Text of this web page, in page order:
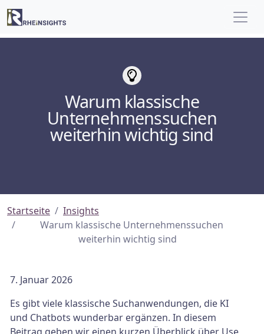
Warum klassische
Unternehmenssuchen
weiterhin wichtig sind
Startseite
Insights
Warum klassische Unternehmenssuchen
weiterhin wichtig sind
7. Januar 2026
Es gibt viele klassische Suchanwendungen, die KI
und Chatbots wunderbar ergänzen. In diesem